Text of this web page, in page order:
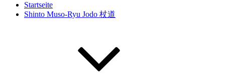
Startseite
Shinto Muso-Ryu Jodo 杖道